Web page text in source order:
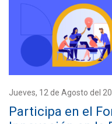
Jueves, 12 de Agosto del
Participa en el